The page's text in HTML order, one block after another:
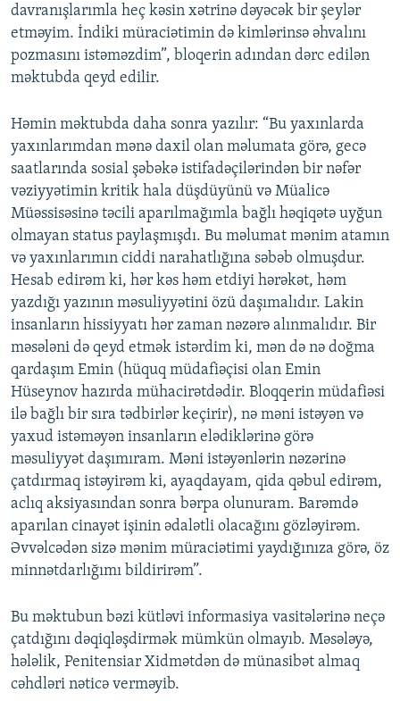
davranışlarımla heç kəsin xətrinə dəyəcək bir şeylər
etməyim. İndiki müraciətimin də kimlərinsə əhvalını
pozmasını istəməzdim”, bloqerin adından dərc edilən
məktubda qeyd edilir.
Həmin məktubda daha sonra yazılır: “Bu yaxınlarda
yaxınlarımdan mənə daxil olan məlumata görə, gecə
saatlarında sosial şəbəkə istifadəçilərindən bir nəfər
vəziyyətimin kritik hala düşdüyünü və Müalicə
Müəssisəsinə təcili aparılmağımla bağlı həqiqətə uyğun
olmayan status paylaşmışdı. Bu məlumat mənim atamın
və yaxınlarımın ciddi narahatlığına səbəb olmuşdur.
Hesab edirəm ki, hər kəs həm etdiyi hərəkət, həm
yazdığı yazının məsuliyyətini özü daşımalıdır. Lakin
insanların hissiyyatı hər zaman nəzərə alınmalıdır. Bir
məsələni də qeyd etmək istərdim ki, mən də nə doğma
qardaşım Emin (hüquq müdafiəçisi olan Emin
Hüseynov hazırda mühacirətdədir. Bloqqerin müdafiəsi
ilə bağlı bir sıra tədbirlər keçirir), nə məni istəyən və
yaxud istəməyən insanların elədiklərinə görə
məsuliyyət daşımıram. Məni istəyənlərin nəzərinə
çatdırmaq istəyirəm ki, ayaqdayam, qida qəbul edirəm,
aclıq aksiyasından sonra bərpa olunuram. Barəmdə
aparılan cinayət işinin ədalətli olacağını gözləyirəm.
Əvvəlcədən sizə mənim müraciətimi yaydığınıza görə, öz
minnətdarlığımı bildirirəm”.
Bu məktubun bəzi kütləvi informasiya vasitələrinə neçə
çatdığını dəqiqləşdirmək mümkün olmayıb. Məsələyə,
hələlik, Penitensiar Xidmətdən də münasibət almaq
cəhdləri nəticə verməyib.